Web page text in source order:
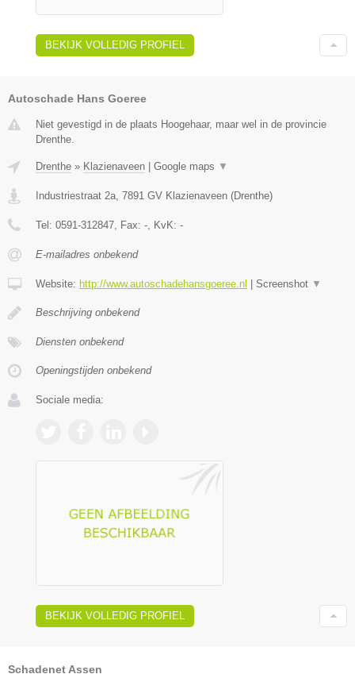
BEKIJK VOLLEDIG PROFIEL
Autoschade Hans Goeree
Niet gevestigd in de plaats Hoogehaar, maar wel in de provincie
Drenthe.
Drenthe » Klazienaveen | Google maps ▼
Industriestraat 2a 7891 GV Klazienaveen (Drenthe)
Tel: 0591-312847 , Fax: - , KvK: -
E-mailadres onbekend
Website: http://www.autoschadehansgoeree.nl | Screenshot ▼
Beschrijving onbekend
Diensten onbekend
Openingstijden onbekend
Sociale media:
BEKIJK VOLLEDIG PROFIEL
Schadenet Assen